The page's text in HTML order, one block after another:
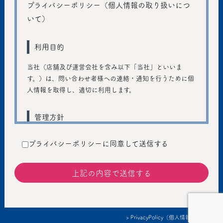
プライバシーポリシー（個人情報の取り扱いにつ
いて）
利用目的
当社（店舗及び運営会社を含み以下「当社」といいま
す。）は、問い合わせ者様への連絡・通知を行うために個
人情報を取得し、適切に利用します。
管理方針
保護に十分注意し、個人情報の保護に関する法律および管
義務を持って適切に取り扱うものとし、不正アクセス、不
正利用などの防止に努めます。
プライバシーポリシーに同意して送信する
> PrivacyPolicy（個人情報保護方針）